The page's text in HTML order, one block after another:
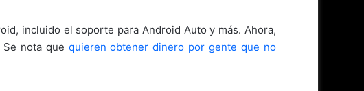
incluido el soporte para Android Auto y más. Ahora,
nota que quieren obtener dinero por gente que no